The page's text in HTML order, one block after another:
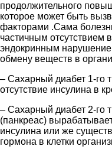
продолжительного
которое может быть
факторами .Сама
частичным отсутствием
эндокринным
обмену веществ в
– Сахарный диабет 1-го
отсутствие инсулина в
– Сахарный диабет 2-го
(панкреас)
инсулина или же
гормона в клетки